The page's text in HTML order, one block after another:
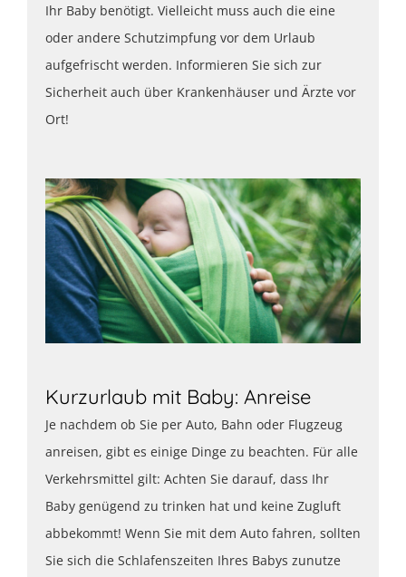
Ihr Baby benötigt. Vielleicht muss auch die eine
oder andere Schutzimpfung vor dem Urlaub
aufgefrischt werden. Informieren Sie sich zur
Sicherheit auch über Krankenhäuser und Ärzte vor
Ort!
Kurzurlaub mit Baby: Anreise
Je nachdem ob Sie per Auto, Bahn oder Flugzeug
anreisen, gibt es einige Dinge zu beachten. Für alle
Verkehrsmittel gilt: Achten Sie darauf, dass Ihr
Baby genügend zu trinken hat und keine Zugluft
abbekommt! Wenn Sie mit dem Auto fahren, sollten
Sie sich die Schlafenszeiten Ihres Babys zunutze